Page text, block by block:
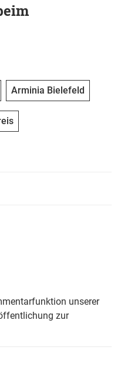
Arminia Bielefeld
unserer
zur